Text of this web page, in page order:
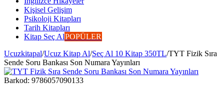
Kişisel Gelişim
Psikoloji Kitapları
Tarih Kitapları
Kitap Seç AlPOPÜLER
Ucuzkitapal/Ucuz Kitap Al/Seç Al 10 Kitap 350TL/TYT Fizik Sıra
Sende Soru Bankası Son Numara Yayınları
Barkod: 9786057090133